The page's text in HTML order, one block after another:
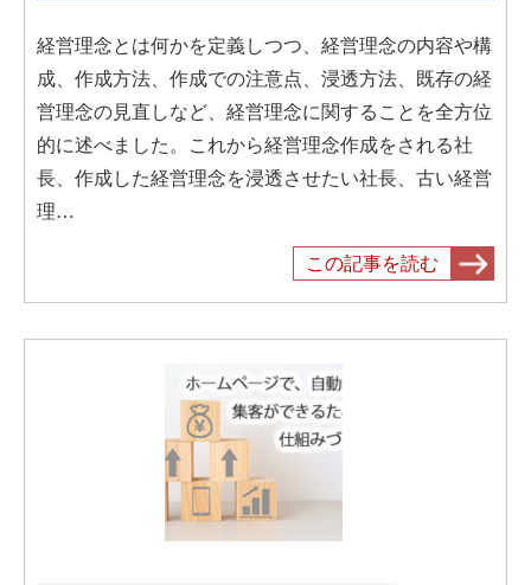
経営理念とは何かを定義しつつ、経営理念の内容や構
成、作成方法、作成での注意点、浸透方法、既存の経
営理念の見直しなど、経営理念に関することを全方位
的に述べました。これから経営理念作成をされる社
長、作成した経営理念を浸透させたい社長、古い経営
理…
この記事を読む